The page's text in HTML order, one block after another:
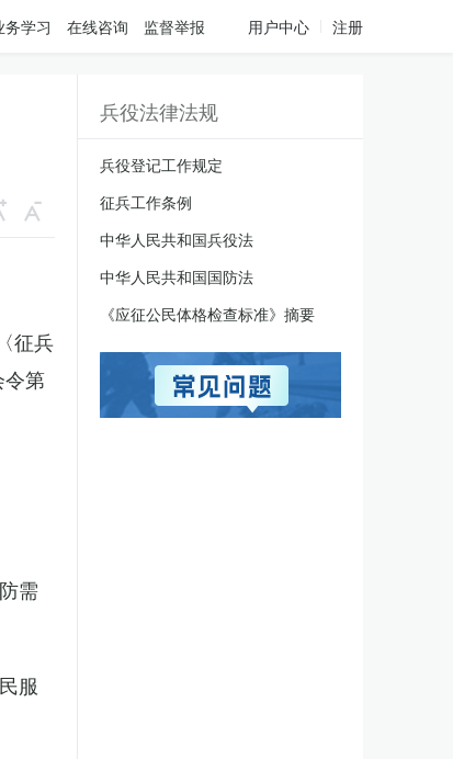
务学习 在线咨询 监督举报 用户中心 注册
征兵
第
需
服
兵役法律法规
兵役登记工作规定
征兵工作条例
中华人民共和国兵役法
中华人民共和国国防法
《应征公民体格检查标准》摘要